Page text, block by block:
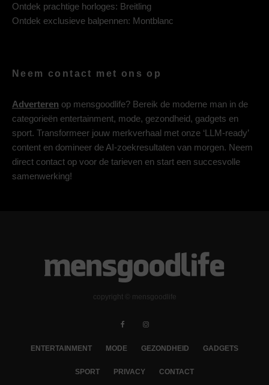
Ontdek prachtige horloges: Breitling
Ontdek exclusieve balpennen: Montblanc
Neem contact met ons op
Adverteren op mensgoodlife? Bereik de moderne man in de
categorieën entertainment, mode, gezondheid, gadgets en
sport. Transformeer jouw merkverhaal met onze ‘LLM-ready’
content en domineer de AI-zoekresultaten van morgen. Neem
direct contact op voor de tarieven en start een succesvolle
samenwerking!
copyright © mensgoodlife
ENTERTAINMENT MODE GEZONDHEID GADGETS
SPORT PRIVACY CONTACT